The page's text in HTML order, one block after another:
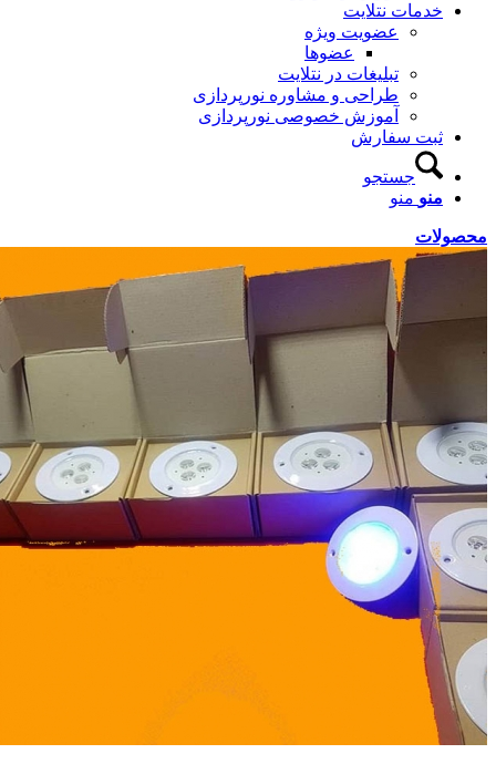
خدمات نتلایت
عضویت ویژه
عضوها
تبلیغات در نتلایت
طراحی و مشاوره نورپردازی
آموزش خصوصی نورپردازی
ثبت سفارش
جستجو
منو منو